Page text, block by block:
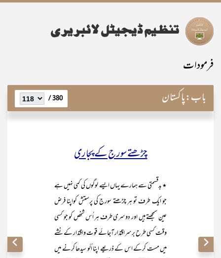
فرمودات
باب:پاکستان 380 /
چڑھتے سور ج کے پجاری
٭ بدقسمتی سے ہمارے یہاں ایسے لوگوں کی کمی نہیں ہے
جو ایک طرف تو ہر چڑھتے سورج کی پرستش کواپنا فرض
عین سمجھتے ہیں اور دوسری طرف ہر اُس شخص کو جو کسی
وقت کسی طرح برسراقتدار آجائے قوت واقتدار کے نشے
میں مست کرکے اس کے ذریعے اپنا اُلّو سیدھا کرنے میں